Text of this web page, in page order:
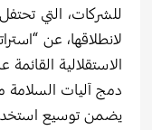
للشركات، التي
لانطلاقها، عن
الاستقلالية
دمج آليات السلامة
يضمن توسيع